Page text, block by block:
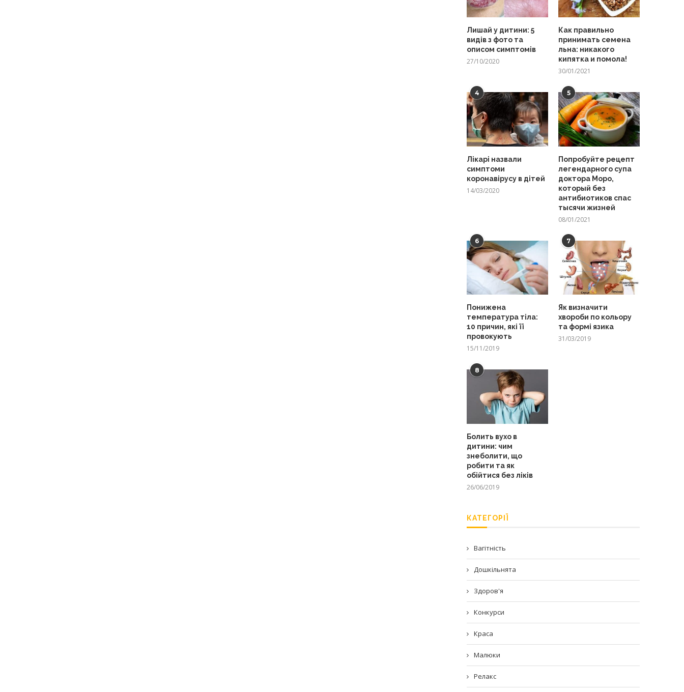
Лишай у дитини: 5
видів з фото та
описом симптомів
27/10/2020
Как правильно
принимать семена
льна: никакого
кипятка и помола!
30/01/2021
4
Лікарі назвали
симптоми
коронавірусу в дітей
14/03/2020
5
Попробуйте рецепт
легендарного супа
доктора Моро,
который без
антибиотиков спас
тысячи жизней
08/01/2021
6
Понижена
температура тіла:
10 причин, які її
провокують
15/11/2019
7
Як визначити
хвороби по кольору
та формі язика
31/03/2019
8
Болить вухо в
дитини: чим
знеболити, що
робити та як
обійтися без ліків
26/06/2019
КАТЕГОРІЇ
Вагітність
Дошкільнята
Здоров'я
Конкурси
Краса
Малюки
Релакс